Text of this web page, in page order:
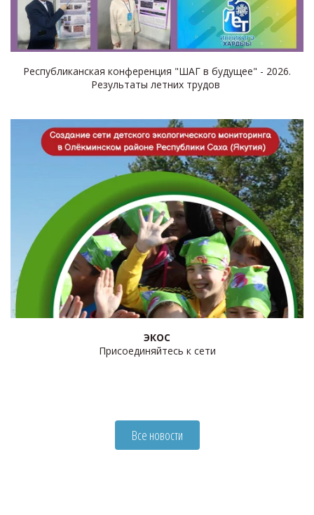
ЦИФРОВАЯ
КАРТОГРАФИЯ И
ГЕОБОТАНИЧЕСКОЕ
КАРТОГРАФИРОВАНИЕ
Республиканская конференция "ШАГ в будущее" - 2026.
Результаты летних трудов
ЭКОС
Присоединяйтесь к сети
Все новости